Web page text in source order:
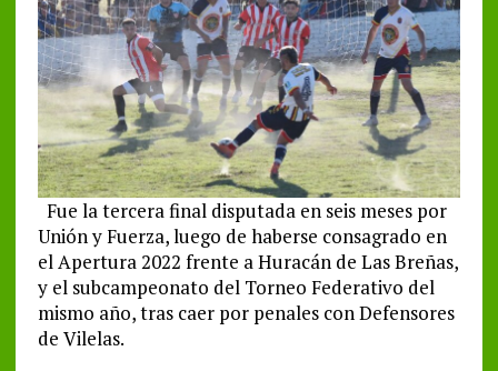
Fue la tercera final disputada en seis meses por
Unión y Fuerza, luego de haberse consagrado en
el Apertura 2022 frente a Huracán de Las Breñas,
y el subcampeonato del Torneo Federativo del
mismo año, tras caer por penales con Defensores
de Vilelas.